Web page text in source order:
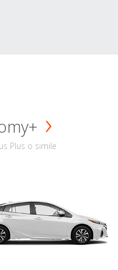
Plus o simile